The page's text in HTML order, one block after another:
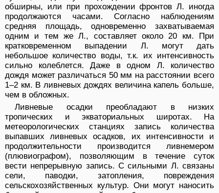
обширны, или при прохождении фронтов Л. иногда
продолжаются часами. Согласно наблюдениям
средняя площадь, одновременно захватываемая
одним и тем же Л., составляет около 20 км. При
кратковременном выпадении Л. могут дать
небольшое количество воды, т.к. их интенсивность
сильно колеблется. Даже в одном Л. количество
дождя может различаться 50 мм на расстоянии всего
1–2 км. В ливневых дождях величина капель больше,
чем в обложных.
Ливневые осадки преобладают в низких
тропических и экваториальных широтах. На
метеорологических станциях запись количества
выпавших ливневых осадков, их интенсивности и
продолжительности производится ливнемером
(плювиографом), позволяющим в течение суток
вести непрерывную запись. С сильными Л. связаны
сели, паводки, затопления, повреждения
сельскохозяйственных культур. Они могут наносить